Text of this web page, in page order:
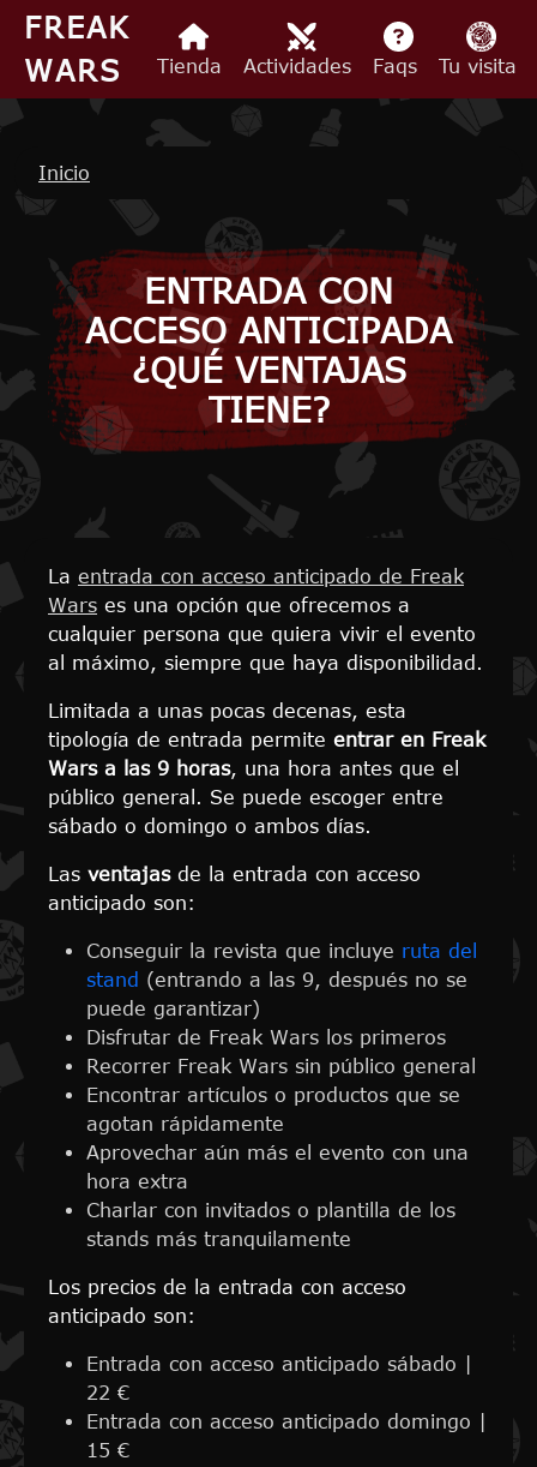
Pasar al contenido principal
FREAK
WARS
Tienda Actividades Faqs Tu visita
Ruta de navegación
Inicio
ENTRADA CON
ACCESO ANTICIPADA
¿QUÉ VENTAJAS
TIENE?
La entrada con acceso anticipado de Freak
Wars es una opción que ofrecemos a
cualquier persona que quiera vivir el evento
al máximo, siempre que haya disponibilidad.
Limitada a unas pocas decenas, esta
tipología de entrada permite entrar en Freak
Wars a las 9 horas, una hora antes que el
público general. Se puede escoger entre
sábado o domingo o ambos días.
Las ventajas de la entrada con acceso
anticipado son:
Conseguir la revista que incluye ruta del
stand (entrando a las 9, después no se
puede garantizar)
Disfrutar de Freak Wars los primeros
Recorrer Freak Wars sin público general
Encontrar artículos o productos que se
agotan rápidamente
Aprovechar aún más el evento con una
hora extra
Charlar con invitados o plantilla de los
stands más tranquilamente
Los precios de la entrada con acceso
anticipado son:
Entrada con acceso anticipado sábado |
22 €
Entrada con acceso anticipado domingo |
15 €